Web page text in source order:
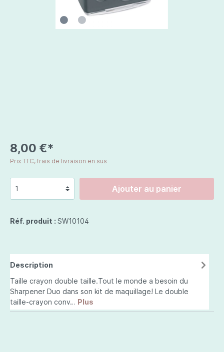
8,00 €*
Prix TTC, frais de livraison en sus
Ajouter au panier
Réf. produit : SW10104
Description
Taille crayon double taille.Tout le monde a besoin du
Sharpener Duo dans son kit de maquillage! Le double
taille-crayon conv… Plus